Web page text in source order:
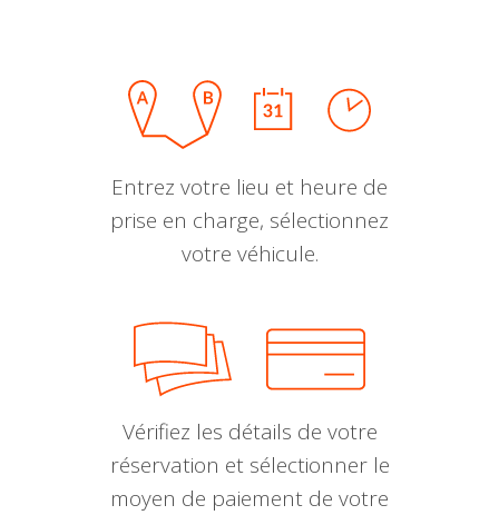
Entrez votre lieu et heure de
prise en charge, sélectionnez
votre véhicule.
Vérifiez les détails de votre
réservation et sélectionner le
moyen de paiement de votre